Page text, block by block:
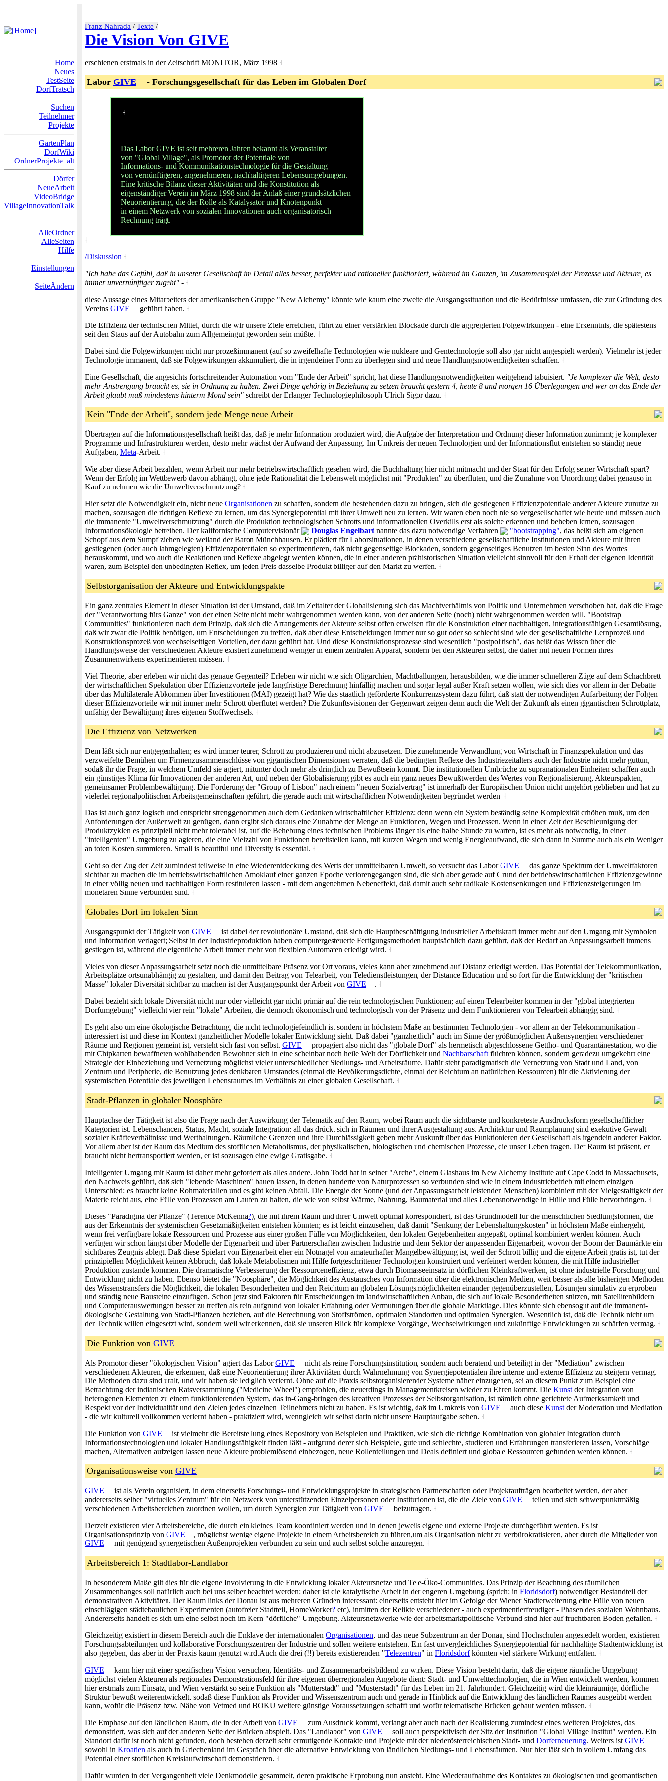
Franz Nahrada / Texte /
Die Vision Von GIVE
Home
Neues
TestSeite
DorfTratsch
Suchen
Teilnehmer
Projekte
GartenPlan
DorfWiki
OrdnerProjekte_alt
Dörfer
NeueArbeit
VideoBridge
VillageInnovationTalk
AlleOrdner
AlleSeiten
Hilfe
Einstellungen
SeiteÄndern
erschienen erstmals in der Zeitschrift MONITOR, März 1998 ˧
Labor GIVE - Forschungsgesellschaft für das Leben im Globalen Dorf
˧
Das Labor GIVE ist seit mehreren Jahren bekannt als Veranstalter
von "Global Village", als Promotor der Potentiale von
Informations- und Kommunikationstechnologie für die Gestaltung
von vernünftigeren, angenehmeren, nachhaltigeren Lebensumgebungen.
Eine kritische Bilanz dieser Aktivitäten und die Konstitution als
eigenständiger Verein im März 1998 sind der Anlaß einer grundsätzlichen
Neuorientierung, die der Rolle als Katalysator und Knotenpunkt
in einem Netzwerk von sozialen Innovationen auch organisatorisch
Rechnung trägt.
˧
/Diskussion ˧
"Ich habe das Gefühl, daß in unserer Gesellschaft im Detail alles besser, perfekter und rationeller funktioniert, während im Ganzen, im Zusammenspiel der Prozesse und Akteure, es
immer unvernünftiger zugeht" - ˧
diese Aussage eines Mitarbeiters der amerikanischen Gruppe "New Alchemy" könnte wie kaum eine zweite die Ausgangssituation und die Bedürfnisse umfassen, die zur Gründung des
Vereins GIVE geführt haben. ˧
Die Effizienz der technischen Mittel, durch die wir unsere Ziele erreichen, führt zu einer verstärkten Blockade durch die aggregierten Folgewirkungen - eine Erkenntnis, die spätestens
seit den Staus auf der Autobahn zum Allgemeingut geworden sein müßte. ˧
Dabei sind die Folgewirkungen nicht nur prozeßimmanent (auf so zweifelhafte Technologien wie nukleare und Gentechnologie soll also gar nicht angespielt werden). Vielmehr ist jeder
Technologie immanent, daß sie Folgewirkungen akkumuliert, die in irgendeiner Form zu überlegen sind und neue Handlungsnotwendigkeiten schaffen. ˧
Eine Gesellschaft, die angesichts fortschreitender Automation vom "Ende der Arbeit" spricht, hat diese Handlungsnotwendigkeiten weitgehend tabuisiert. "Je komplexer die Welt, desto
mehr Anstrengung braucht es, sie in Ordnung zu halten. Zwei Dinge gehörig in Beziehung zu setzen braucht gestern 4, heute 8 und morgen 16 Überlegungen und wer an das Ende der
Arbeit glaubt muß mindestens hinterm Mond sein" schreibt der Erlanger Technologiephilosoph Ulrich Sigor dazu. ˧
Kein "Ende der Arbeit", sondern jede Menge neue Arbeit
Übertragen auf die Informationsgesellschaft heißt das, daß je mehr Information produziert wird, die Aufgabe der Interpretation und Ordnung dieser Information zunimmt; je komplexer
Programme und Infrastrukturen werden, desto mehr wächst der Aufwand der Anpassung. Im Umkreis der neuen Technologien und der Informationsflut entstehen so ständig neue
Aufgaben, Meta-Arbeit. ˧
Wie aber diese Arbeit bezahlen, wenn Arbeit nur mehr betriebswirtschaftlich gesehen wird, die Buchhaltung hier nicht mitmacht und der Staat für den Erfolg seiner Wirtschaft spart?
Wenn der Erfolg im Wettbewerb davon abhängt, ohne jede Rationalität die Lebenswelt möglichst mit "Produkten" zu überfluten, und die Zunahme von Unordnung dabei genauso in
Kauf zu nehmen wie die Umweltverschmutzung? ˧
Hier setzt die Notwendigkeit ein, nicht neue Organisationen zu schaffen, sondern die bestehenden dazu zu bringen, sich die gestiegenen Effizienzpotentiale anderer Akteure zunutze zu
machen, sozusagen die richtigen Reflexe zu lernen, um das Synergiepotential mit ihrer Umwelt neu zu lernen. Wir waren eben noch nie so vergesellschaftet wie heute und müssen auch
die immanente "Umweltverschmutzung" durch die Produktion technologischen Schrotts und informationellen Overkills erst als solche erkennen und beheben lernen, sozusagen
Informationsökologie betreiben. Der kalifornische Computervisionär
Douglas Engelbart nannte das dazu notwendige Verfahren "bootstrapping", das heißt sich am eigenen
Schopf aus dem Sumpf ziehen wie weiland der Baron Münchhausen. Er plädiert für Laborsituationen, in denen verschiedene gesellschaftliche Institutionen und Akteure mit ihren
gestiegenen (oder auch lahmgelegten) Effizienzpotentialen so experimentieren, daß nicht gegenseitige Blockaden, sondern gegenseitiges Benutzen im besten Sinn des Wortes
herauskommt, und wo auch die Reaktionen und Reflexe abgelegt werden können, die in einer anderen prähistorischen Situation vielleicht sinnvoll für den Erhalt der eigenen Identität
waren, zum Beispiel den unbedingten Reflex, um jeden Preis dasselbe Produkt billiger auf den Markt zu werfen. ˧
Selbstorganisation der Akteure und Entwicklungspakte
Ein ganz zentrales Element in dieser Situation ist der Umstand, daß im Zeitalter der Globalisierung sich das Machtverhältnis von Politik und Unternehmen verschoben hat, daß die Frage
der "Verantwortung fürs Ganze" von der einen Seite nicht mehr wahrgenommen werden kann, von der anderen Seite (noch) nicht wahrgenommen werden will. "Bootstrap
Communities" funktionieren nach dem Prinzip, daß sich die Arrangements der Akteure selbst offen erweisen für die Konstruktion einer nachhaltigen, integrationsfähigen Gesamtlösung,
daß wir zwar die Politik benötigen, um Entscheidungen zu treffen, daß aber diese Entscheidungen immer nur so gut oder so schlecht sind wie der gesellschaftliche Lernprozeß und
Konstruktionsprozeß von wechselseitigen Vorteilen, der dazu geführt hat. Und diese Konstruktionsprozesse sind wesentlich "postpolitisch", das heißt das Wissen über die
Handlungsweise der verschiedenen Akteure existiert zunehmend weniger in einem zentralen Apparat, sondern bei den Akteuren selbst, die daher mit neuen Formen ihres
Zusammenwirkens experimentieren müssen. ˧
Viel Theorie, aber erleben wir nicht das genaue Gegenteil? Erleben wir nicht wie sich Oligarchien, Machtballungen, herausbilden, wie die immer schnelleren Züge auf dem Schachbrett
der wirtschaftlichen Spekulation über Effizienzvorteile jede langfristige Berechnung hinfällig machen und sogar legal außer Kraft setzen wollen, wie sich dies vor allem in der Debatte
über das Multilaterale Abkommen über Investitionen (MAI) gezeigt hat? Wie das staatlich geförderte Konkurrenzsystem dazu führt, daß statt der notwendigen Aufarbeitung der Folgen
dieser Effizienzvorteile wir mit immer mehr Schrott überflutet werden? Die Zukunftsvisionen der Gegenwart zeigen denn auch die Welt der Zukunft als einen gigantischen Schrottplatz,
unfähig der Bewältigung ihres eigenen Stoffwechsels. ˧
Die Effizienz von Netzwerken
Dem läßt sich nur entgegenhalten; es wird immer teurer, Schrott zu produzieren und nicht abzusetzen. Die zunehmende Verwandlung von Wirtschaft in Finanzspekulation und das
verzweifelte Bemühen um Firmenzusammenschlüsse von gigantischen Dimensionen verraten, daß die bedingten Reflexe des Industriezeitalters auch der Industrie nicht mehr guttun,
sodaß ihr die Frage, in welchem Umfeld sie agiert, mitunter doch mehr als dringlich zu Bewußtsein kommt. Die institutionellen Umbrüche zu supranationalen Einheiten schaffen auch
ein günstiges Klima für Innovationen der anderen Art, und neben der Globalisierung gibt es auch ein ganz neues Bewußtwerden des Wertes von Regionalisierung, Akteurspakten,
gemeinsamer Problembewältigung. Die Forderung der "Group of Lisbon" nach einem "neuen Sozialvertrag" ist innerhalb der Europäischen Union nicht ungehört geblieben und hat zu
vielerlei regionalpolitischen Arbeitsgemeinschaften geführt, die gerade auch mit wirtschaftlichen Notwendigkeiten begründet werden. ˧
Das ist auch ganz logisch und entspricht strenggenommen auch dem Gedanken wirtschaftlicher Effizienz: denn wenn ein System beständig seine Komplexität erhöhen muß, um den
Anforderungen der Außenwelt zu genügen, dann ergibt sich daraus eine Zunahme der Menge an Funktionen, Wegen und Prozessen. Wenn in einer Zeit der Beschleunigung der
Produktzyklen es prinzipiell nicht mehr tolerabel ist, auf die Behebung eines technischen Problems länger als eine halbe Stunde zu warten, ist es mehr als notwendig, in einer
"intelligenten" Umgebung zu agieren, die eine Vielzahl von Funktionen bereitstellen kann, mit kurzen Wegen und wenig Energieaufwand, die sich dann in Summe auch als ein Weniger
an toten Kosten summieren. Small is beautiful und Diversity is essential. ˧
Geht so der Zug der Zeit zumindest teilweise in eine Wiederentdeckung des Werts der unmittelbaren Umwelt, so versucht das LaborGIVE
das ganze Spektrum der Umweltfaktoren
sichtbar zu machen die im betriebswirtschaftlichen Amoklauf einer ganzen Epoche verlorengegangen sind, die sich aber gerade auf Grund der betriebswirtschaftlichen Effizienzgewinne
in einer völlig neuen und nachhaltigen Form restituieren lassen - mit dem angenehmen Nebeneffekt, daß damit auch sehr radikale Kostensenkungen und Effizienzsteigerungen im
monetären Sinne verbunden sind. ˧
Globales Dorf im lokalen Sinn
Ausgangspunkt der Tätigkeit von GIVE
ist dabei der revolutionäre Umstand, daß sich die Hauptbeschäftigung industrieller Arbeitskraft immer mehr auf den Umgang mit Symbolen
und Information verlagert; Selbst in der Industrieproduktion haben computergesteuerte Fertigungsmethoden hauptsächlich dazu geführt, daß der Bedarf an Anpassungsarbeit immens
gestiegen ist, während die eigentliche Arbeit immer mehr von flexiblen Automaten erledigt wird. ˧
Vieles von dieser Anpassungsarbeit setzt noch die unmittelbare Präsenz vor Ort voraus, vieles kann aber zunehmend auf Distanz erledigt werden. Das Potential der Telekommunikation,
Arbeitsplätze ortsunabhängig zu gestalten, und damit den Beitrag von Telearbeit, von Teledienstleistungen, der Distance Education und so fort für die Entwicklung der "kritischen
Masse" lokaler Diversität sichtbar zu machen ist der Ausgangspunkt der Arbeit von GIVE . ˧
Dabei bezieht sich lokale Diversität nicht nur oder vielleicht gar nicht primär auf die rein technologischen Funktionen; auf einen Telearbeiter kommen in der "global integrierten
Dorfumgebung" vielleicht vier rein "lokale" Arbeiten, die dennoch ökonomisch und technologisch von der Präsenz und dem Funktionieren von Telearbeit abhängig sind. ˧
Es geht also um eine ökologische Betrachtung, die nicht technologiefeindlich ist sondern in höchstem Maße an bestimmten Technologien - vor allem an der Telekommunikation -
interessiert ist und diese im Kontext ganzheitlicher Modelle lokaler Entwicklung sieht. Daß dabei "ganzheitlich" auch im Sinne der größtmöglichen Außensynergien verschiedener
Räume und Regionen gemeint ist, versteht sich fast von selbst. GIVE
propagiert also nicht das "globale Dorf" als hermetisch abgeschlossene Gettho- und Quarantänestation, wo die
mit Chipkarten bewaffneten wohlhabenden Bewohner sich in eine scheinbar noch heile Welt der Dörflichkeit und Nachbarschaft flüchten können, sondern geradezu umgekehrt eine
Strategie der Einbeziehung und Vernetzung möglichst vieler unterschiedlicher Siedlungs- und Arbeitsräume. Dafür steht paradigmatisch die Vernetzung von Stadt und Land, von
Zentrum und Peripherie, die Benutzung jedes denkbaren Umstandes (einmal die Bevölkerungsdichte, einmal der Reichtum an natürlichen Ressourcen) für die Aktivierung der
systemischen Potentiale des jeweiligen Lebensraumes im Verhältnis zu einer globalen Gesellschaft. ˧
Stadt-Pflanzen in globaler Noosphäre
Hauptachse der Tätigkeit ist also die Frage nach der Auswirkung der Telematik auf den Raum, wobei Raum auch die sichtbarste und konkreteste Ausdrucksform gesellschaftlicher
Kategorien ist. Lebenschancen, Status, Macht, soziale Integration: all das drückt sich in Räumen und ihrer Ausgestaltung aus. Architektur und Raumplanung sind exekutive Gewalt
sozialer Kräfteverhältnisse und Werthaltungen. Räumliche Grenzen und ihre Durchlässigkeit geben mehr Auskunft über das Funktionieren der Gesellschaft als irgendein anderer Faktor.
Vor allem aber ist der Raum das Medium des stofflichen Metabolismus, der physikalischen, biologischen und chemischen Prozesse, die unser Leben tragen. Der Raum ist präsent, er
braucht nicht hertransportiert werden, er ist sozusagen eine ewige Gratisgabe. ˧
Intelligenter Umgang mit Raum ist daher mehr gefordert als alles andere. John Todd hat in seiner "Arche", einem Glashaus im New Alchemy Institute auf Cape Codd in Massachusets,
den Nachweis geführt, daß sich "lebende Maschinen" bauen lassen, in denen hunderte von Naturprozessen so verbunden sind wie in einem Industriebetrieb mit einem einzigen
Unterschied: es braucht keine Rohmaterialien und es gibt keinen Abfall. Die Energie der Sonne (und der Anpassungsarbeit leistenden Menschen) kombiniert mit der Vielgestaltigkeit der
Materie reicht aus, eine Fülle von Prozessen am Laufen zu halten, die wie von selbst Wärme, Nahrung, Baumaterial und alles Lebensnotwendige in Hülle und Fülle hervorbringen. ˧
Dieses "Paradigma der Pflanze" (Terence McKenna?), die mit ihrem Raum und ihrer Umwelt optimal korrespondiert, ist das Grundmodell für die menschlichen Siedlungsformen, die
aus der Erkenntnis der systemischen Gesetzmäßigkeiten entstehen könnten; es ist leicht einzusehen, daß damit "Senkung der Lebenshaltungskosten" in höchstem Maße einhergeht,
wenn frei verfügbare lokale Ressourcen und Prozesse aus einer großen Fülle von Möglichkeiten, den lokalen Gegebenheiten angepaßt, optimal kombiniert werden können. Auch
verfügen wir schon längst über Modelle der Eigenarbeit und über Partnerschaften zwischen Industrie und dem Sektor der anpassenden Eigenarbeit, wovon der Boom der Baumärkte ein
sichtbares Zeugnis ablegt. Daß diese Spielart von Eigenarbeit eher ein Notnagel von amateurhafter Mangelbewältigung ist, weil der Schrott billig und die eigene Arbeit gratis ist, tut der
prinzipiellen Möglichkeit keinen Abbruch, daß lokale Metabolismen mit Hilfe fortgeschrittener Technologien konstruiert und verfeinert werden können, die mit Hilfe industrieller
Produktion zustande kommen. Die dramatische Verbesserung der Ressourceneffizienz, etwa durch Biomasseeinsatz in dörflichen Kleinkraftwerken, ist ohne industrielle Forschung und
Entwicklung nicht zu haben. Ebenso bietet die "Noosphäre", die Möglichkeit des Austausches von Information über die elektronischen Medien, weit besser als alle bisherigen Methoden
des Wissenstransfers die Möglichkeit, die lokalen Besonderheiten und den Reichtum an globalen Lösungsmöglichkeiten einander gegenüberzustellen, Lösungen simulativ zu erproben
und ständig neue Bausteine einzufügen. Schon jetzt sind Faktoren für Entscheidungen im landwirtschaftlichen Anbau, die sich auf lokale Besonderheiten stützen, mit Satellitenbildern
und Computerauswertungen besser zu treffen als rein aufgrund von lokaler Erfahrung oder Vermutungen über die globale Marktlage. Dies könnte sich ebensogut auf die immanent-
ökologische Gestaltung von Stadt-Pflanzen beziehen, auf die Berechnung von Stoffströmen, optimalen Standorten und optimalen Synergien. Wesentlich ist, daß die Technik nicht um
der Technik willen eingesetzt wird, sondern weil wir erkennen, daß sie unseren Blick für komplexe Vorgänge, Wechselwirkungen und zukünftige Entwicklungen zu schärfen vermag. ˧
Die Funktion von GIVE
Als Promotor dieser "ökologischen Vision" agiert das LaborGIVE
nicht als reine Forschungsinstitution, sondern auch beratend und beteiligt in der "Mediation" zwischen
verschiedenen Akteuren, die erkennen, daß eine Neuorientierung ihrer Aktivitäten durch Wahrnehmung von Synergiepotentialen ihre interne und externe Effizienz zu steigern vermag.
Die Methoden dazu sind uralt, und wir haben sie lediglich verlernt. Ohne auf die Praxis selbstorganisierender Systeme näher einzugehen, sei an diesem Punkt zum Beispiel eine
Betrachtung der indianischen Ratsversammlung ("Medicine Wheel") empfohlen, die neuerdings in Managementkreisen wieder zu Ehren kommt. Die Kunst der Integration von
heterogenen Elementen zu einem funktionierenden System, das in-Gang-bringen des kreativen Prozesses der Selbstorganisation, ist nämlich ohne gerichtete Aufmerksamkeit und
Respekt vor der Individualität und den Zielen jedes einzelnen Teilnehmers nicht zu haben. Es ist wichtig, daß im Umkreis von GIVE auch diese Kunst der Moderation und Mediation
- die wir kulturell vollkommen verlernt haben - praktiziert wird, wenngleich wir selbst darin nicht unsere Hauptaufgabe sehen. ˧
Die Funktion von GIVE
ist vielmehr die Bereitstellung eines Repository von Beispielen und Praktiken, wie sich die richtige Kombination von globaler Integration durch
Informationstechnologien und lokaler Handlungsfähigkeit finden läßt - aufgrund derer sich Beispiele, gute und schlechte, studieren und Erfahrungen transferieren lassen, Vorschläge
machen, Alternativen aufzeigen lassen neue Akteure problemlösend einbezogen, neue Rollenteilungen und Deals definiert und globale Ressourcen gefunden werden können. ˧
Organisationsweise von GIVE
GIVE
ist als Verein organisiert, in dem einerseits Forschungs- und Entwicklungsprojekte in strategischen Partnerschaften oder Projektaufträgen bearbeitet werden, der aber
andererseits selber "virtuelles Zentrum" für ein Netzwerk von unterstützenden Einzelpersonen oder Institutionen ist, die die Ziele von GIVE
teilen und sich schwerpunktmäßig
verschiedenen Arbeitsbereichen zuordnen wollen, um durch Synergien zur Tätigkeit von GIVE beizutragen. ˧
Derzeit existieren vier Arbeitsbereiche, die durch ein kleines Team koordiniert werden und in denen jeweils eigene und externe Projekte durchgeführt werden. Es ist
Organisationsprinzip von GIVE
, möglichst wenige eigene Projekte in einem Arbeitsbereich zu führen,um als Organisation nicht zu verbürokratisieren, aber durch die Mitglieder von
GIVE
mit genügend synergetischen Außenprojekten verbunden zu sein und auch selbst solche anzuregen. ˧
Arbeitsbereich 1: Stadtlabor-Landlabor
In besonderem Maße gilt dies für die eigene Involvierung in die Entwicklung lokaler Akteursnetze und Tele-Öko-Communities. Das Prinzip der Beachtung des räumlichen
Zusammenhanges soll natürlich auch bei uns selber beachtet werden: daher ist die katalytische Arbeit in der engeren Umgebung (sprich: in Floridsdorf) notwendiger Bestandteil der
demonstrativen Aktivitäten. Der Raum links der Donau ist aus mehreren Gründen interessant: einerseits entsteht hier im Gefolge der Wiener Stadterweiterung eine Fülle von neuen
einschlägigen städtebaulichen Experimenten (autofreier Stadtteil, HomeWorker? etc), inmitten der Relikte verschiedener - auch experimentierfreudiger - Phasen des sozialen Wohnbaus.
Andererseits handelt es sich um eine selbst noch im Kern "dörfliche" Umgebung. Akteursnetzwerke wie der arbeitsmarktpolitische Verbund sind hier auf fruchtbaren Boden gefallen. ˧
Gleichzeitig existiert in diesem Bereich auch die Enklave der internationalen Organisationen, und das neue Subzentrum an der Donau, sind Hochschulen angesiedelt worden, existieren
Forschungsabteilungen und kollaborative Forschungszentren der Industrie und sollen weitere entstehen. Ein fast unvergleichliches Synergiepotential für nachhaltige Stadtentwicklung ist
also gegeben, das aber in der Praxis kaum genutzt wird.Auch die drei (!!) bereits existierenden "Telezentren" in Floridsdorfkönnten viel stärkere Wirkung entfalten. ˧
GIVE
kann hier mit einer spezifischen Vision versuchen, Identitäts- und Zusammenarbeitsbildend zu wirken. Diese Vision besteht darin, daß die eigene räumliche Umgebung
möglichst vielen Akteuren als regionales Demonstrationsfeld für ihre eigenen überregionalen Angebote dient: Stadt- und Umwelttechnologien, die in Wien entwickelt werden, kommen
hier erstmals zum Einsatz, und Wien verstärkt so seine Funktion als "Mutterstadt" und "Musterstadt" für das Leben im 21. Jahrhundert. Gleichzeitig wird die kleinräumige, dörfliche
Struktur bewußt weiterentwickelt, sodaß diese Funktion als Provider und Wissenszentrum auch und gerade in Hinblick auf die Entwicklung des ländlichen Raumes ausgeübt werden
kann, wofür die Präsenz bzw. Nähe von Vetmed und BOKU weitere günstige Voraussetzungen schafft und wofür telematische Brücken gebaut werden müssen. ˧
Die Emphase auf den ländlichen Raum, die in der Arbeit von GIVE
zum Ausdruck kommt, verlangt aber auch nach der Realisierung zumindest eines weiteren Projektes, das
demonstriert, was sich auf der anderen Seite der Brücken abspielt. Das "Landlabor" von GIVE
soll auch perspektivisch der Sitz der Institution "Global Village Institut" werden. Ein
Standort dafür ist noch nicht gefunden, doch bestehen derzeit sehr ermutigende Kontakte und Projekte mit der niederösterreichischen Stadt- und Dorferneuerung. Weiters ist GIVE
sowohl in Kroatien als auch in Griechenland im Gespräch über die alternative Entwicklung von ländlichen Siedlungs- und Lebensräumen. Nur hier läßt sich in vollem Umfang das
Potential einer stofflichen Kreislaufwirtschaft demonstrieren. ˧
Dafür wurden in der Vergangenheit viele Denkmodelle gesammelt, deren praktische Erprobung nun ansteht. Eine Wiederaufnahme des Kontaktes zu ökologischen und geomantischen